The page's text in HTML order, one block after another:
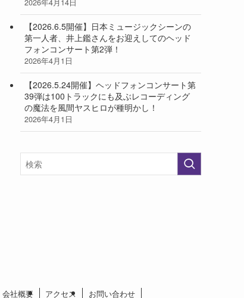
2026年4月14日
【2026.6.5開催】日本ミュージックシーンの
第一人者、井上鑑さんをお迎えしてのヘッド
フォンコンサート第2弾！
2026年4月1日
【2026.5.24開催】ヘッドフォンコンサート第
39弾は100トラックにも及ぶレコーディング
の魔法を風間ヤスヒロが種明かし！
2026年4月1日
会社概要 アクセス お問い合わせ